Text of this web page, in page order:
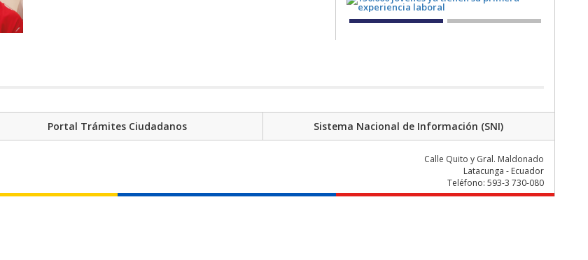
Portal Trámites Ciudadanos Sistema Nacional de Información (SNI)
Calle Quito y Gral. Maldonado
Latacunga - Ecuador
Teléfono: 593-3 730-080